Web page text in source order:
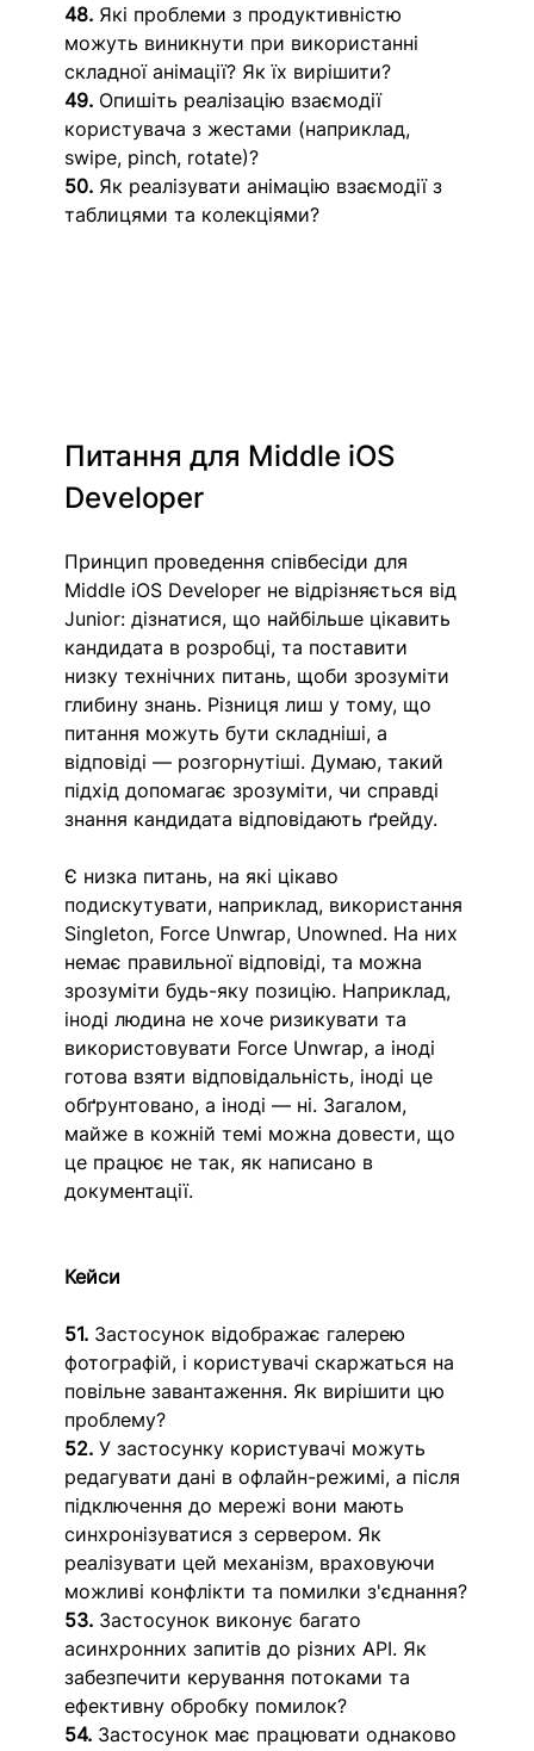
48. Які проблеми з продуктивністю
можуть виникнути при використанні
складної анімації? Як їх вирішити?
49. Опишіть реалізацію взаємодії
користувача з жестами (наприклад,
swipe, pinch, rotate)?
50. Як реалізувати анімацію взаємодії з
таблицями та колекціями?
Питання для Middle iOS
Developer
Принцип проведення співбесіди для
Middle iOS Developer не відрізняється від
Junior: дізнатися, що найбільше цікавить
кандидата в розробці, та поставити
низку технічних питань, щоби зрозуміти
глибину знань. Різниця лиш у тому, що
питання можуть бути складніші, а
відповіді — розгорнутіші. Думаю, такий
підхід допомагає зрозуміти, чи справді
знання кандидата відповідають ґрейду.
Є низка питань, на які цікаво
подискутувати, наприклад, використання
Singleton, Force Unwrap, Unowned. На них
немає правильної відповіді, та можна
зрозуміти будь-яку позицію. Наприклад,
іноді людина не хоче ризикувати та
використовувати Force Unwrap, а іноді
готова взяти відповідальність, іноді це
обґрунтовано, а іноді — ні. Загалом,
майже в кожній темі можна довести, що
це працює не так, як написано в
документації.
Кейси
51. Застосунок відображає галерею
фотографій, і користувачі скаржаться на
повільне завантаження. Як вирішити цю
проблему?
52. У застосунку користувачі можуть
редагувати дані в офлайн-режимі, а після
підключення до мережі вони мають
синхронізуватися з сервером. Як
реалізувати цей механізм, враховуючи
можливі конфлікти та помилки з'єднання?
53. Застосунок виконує багато
асинхронних запитів до різних API. Як
забезпечити керування потоками та
ефективну обробку помилок?
54. Застосунок має працювати однаково